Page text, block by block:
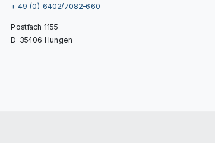
+ 49 (0) 6402/7082-660
Postfach 1155
D-35406 Hungen